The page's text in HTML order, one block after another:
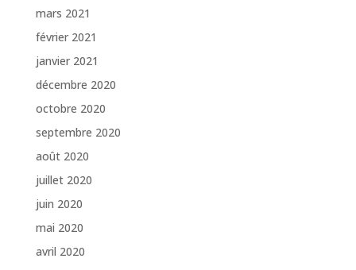
mars 2021
février 2021
janvier 2021
décembre 2020
octobre 2020
septembre 2020
août 2020
juillet 2020
juin 2020
mai 2020
avril 2020